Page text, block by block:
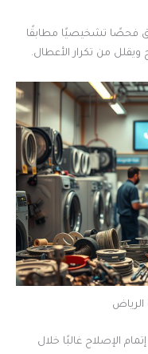
فحصًا تشخيصيًا مطابقًا
من تكرار الأعطال.
الإصلاح غالبًا خلال